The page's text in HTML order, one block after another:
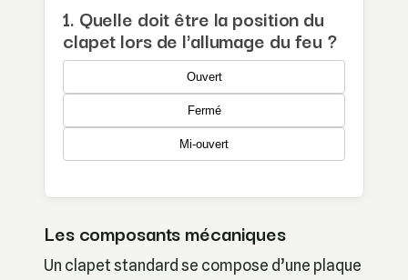
1. Quelle doit être la position du
clapet lors de l'allumage du feu ?
Ouvert
Fermé
Mi-ouvert
Les composants mécaniques
Un clapet standard se compose d’une plaque